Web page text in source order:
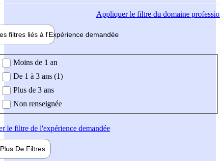
Appliquerle filtre du domaine
filtres liés à l'Expérience demandée
demandée
Moins de 1 an
De 1 à 3 ans (1)
Plus de 3 ans
Non renseignée
le filtre de l'expérience demandée
Plus De Filtres